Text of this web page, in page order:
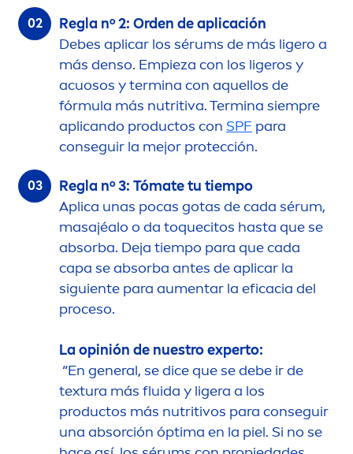
Regla nº 2: Orden de aplicación
Debes aplicar los sérums de más ligero a
más denso. Empieza con los ligeros y
acuosos y termina con aquellos de
fórmula más nutritiva. Termina siempre
aplicando productos con SPF para
conseguir la mejor protección.
Regla nº 3: Tómate tu tiempo
Aplica unas pocas gotas de cada sérum,
masajéalo o da toquecitos hasta que se
absorba. Deja tiempo para que cada
capa se absorba antes de aplicar la
siguiente para aumentar la eficacia del
proceso.
La opinión de nuestro experto:
“En general, se dice que se debe ir de
textura más fluida y ligera a los
productos más nutritivos para conseguir
una absorción óptima en la piel. Si no se